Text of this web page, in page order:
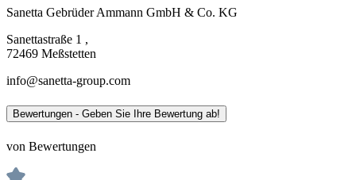
Sanetta Gebrüder Ammann GmbH & Co. KG
Sanettastraße 1 ,
72469 Meßstetten
info@sanetta-group.com
Bewertungen - Geben Sie Ihre Bewertung ab!
von Bewertungen